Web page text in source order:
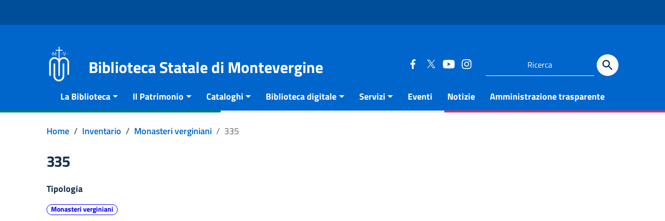
Biblioteca Statale di Montevergine
La Biblioteca Il Patrimonio Cataloghi Biblioteca digitale Servizi Eventi Notizie Amministrazione trasparente
Home Inventario Monasteri verginiani 335
335
Tipologia
Monasteri verginiani